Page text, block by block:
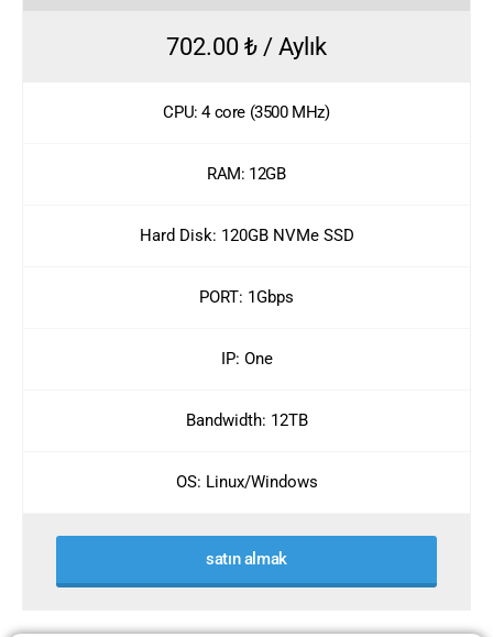
702.00 ₺ / Aylık
CPU: 4 core (3500 MHz)
RAM: 12GB
Hard Disk: 120GB NVMe SSD
PORT: 1Gbps
IP: One
Bandwidth: 12TB
OS: Linux/Windows
satın almak